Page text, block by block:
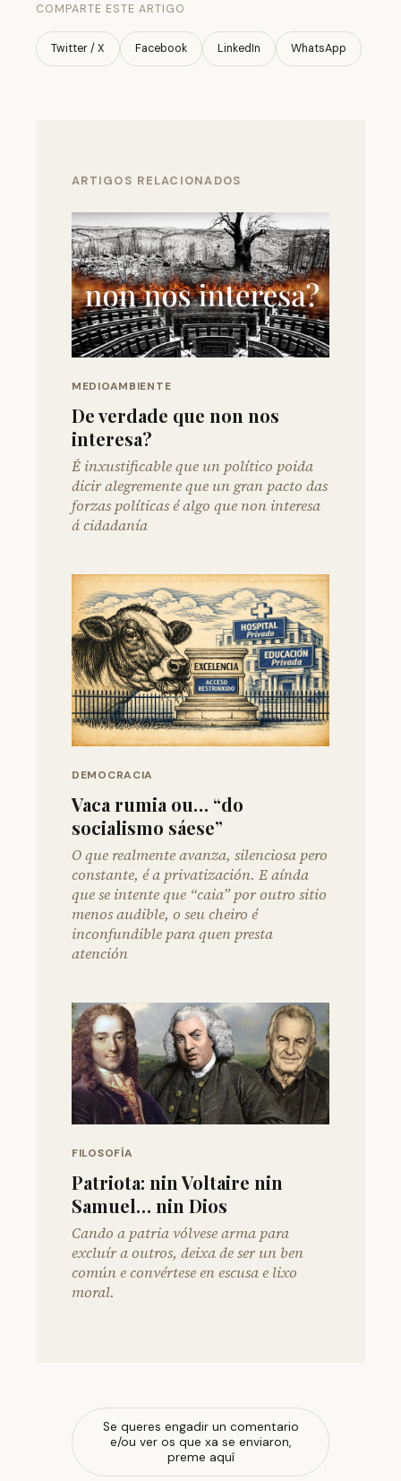
COMPARTE ESTE ARTIGO
Twitter / X Facebook LinkedIn WhatsApp
ARTIGOS RELACIONADOS
MEDIOAMBIENTE
De verdade que non nos
interesa?
É inxustificable que un político poida
dicir alegremente que un gran pacto das
forzas políticas é algo que non interesa
á cidadanía
DEMOCRACIA
Vaca rumia ou… “do
socialismo sáese”
O que realmente avanza, silenciosa pero
constante, é a privatización. E aínda
que se intente que “caia” por outro sitio
menos audible, o seu cheiro é
inconfundible para quen presta
atención
FILOSOFÍA
Patriota: nin Voltaire nin
Samuel… nin Dios
Cando a patria vólvese arma para
excluír a outros, deixa de ser un ben
común e convértese en escusa e lixo
moral.
Se queres engadir un comentario
e/ou ver os que xa se enviaron,
preme aquí